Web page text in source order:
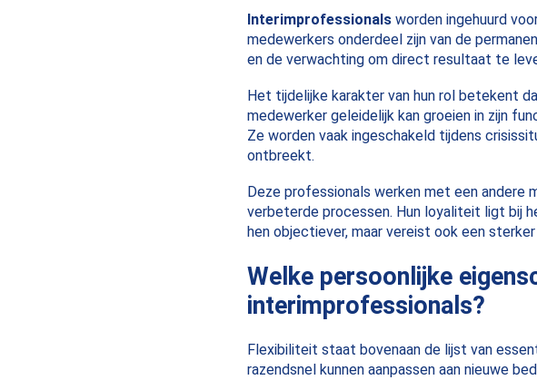
Interimprofessionals worden ingehuurd
medewerkers onderdeel zijn van de
en de verwachting om direct resultaat te
Het tijdelijke karakter van hun rol betekent
medewerker geleidelijk kan groeien in zijn
Ze worden vaak ingeschakeld tijdens
ontbreekt.
Deze professionals werken met een andere
verbeterde processen. Hun loyaliteit ligt bij
hen objectiever, maar vereist ook een
Welke persoonlijke
interimprofessionals?
Flexibiliteit staat bovenaan de lijst van
razendsnel kunnen aanpassen aan nieuwe